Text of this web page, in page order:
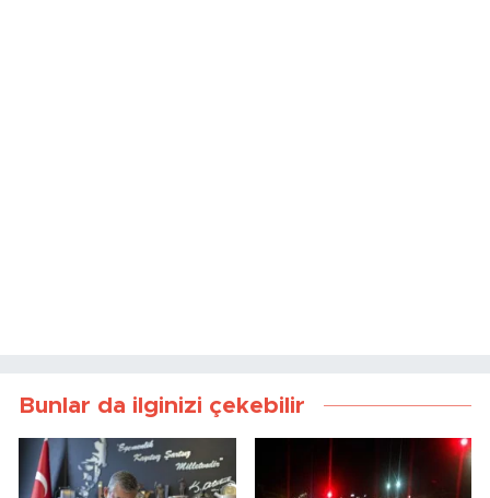
Bunlar da ilginizi çekebilir